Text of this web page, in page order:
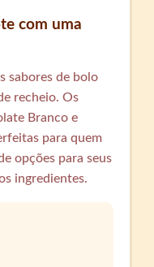
com uma
sabores de bolo
recheio. Os
Branco e
para quem
opções para seus
ingredientes.